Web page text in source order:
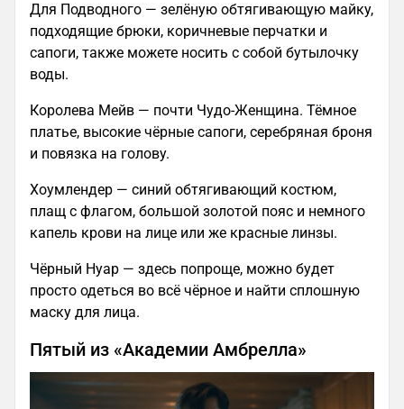
Для Подводного — зелёную обтягивающую майку,
подходящие брюки, коричневые перчатки и
сапоги, также можете носить с собой бутылочку
воды.
Королева Мейв — почти Чудо-Женщина. Тёмное
платье, высокие чёрные сапоги, серебряная броня
и повязка на голову.
Хоумлендер — синий обтягивающий костюм,
плащ с флагом, большой золотой пояс и немного
капель крови на лице или же красные линзы.
Чёрный Нуар — здесь попроще, можно будет
просто одеться во всё чёрное и найти сплошную
маску для лица.
Пятый из «Академии Амбрелла»